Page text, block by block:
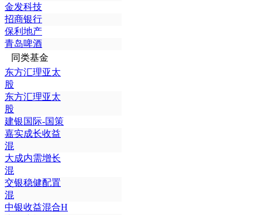
金发科技
招商银行
保利地产
青岛啤酒
同类基金
东方汇理亚太
股
东方汇理亚太
股
建银国际-国策
嘉实成长收益
混
大成内需增长
混
交银稳健配置
混
中银收益混合H